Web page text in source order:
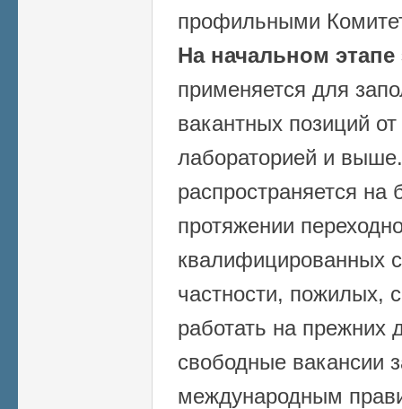
профильными
На начальном этапе
применяется для
вакантных позиций
лабораторией и
распространяется на
протяжении
квалифицированных
частности, пожилых,
работать на прежних
свободные вакансии
международным